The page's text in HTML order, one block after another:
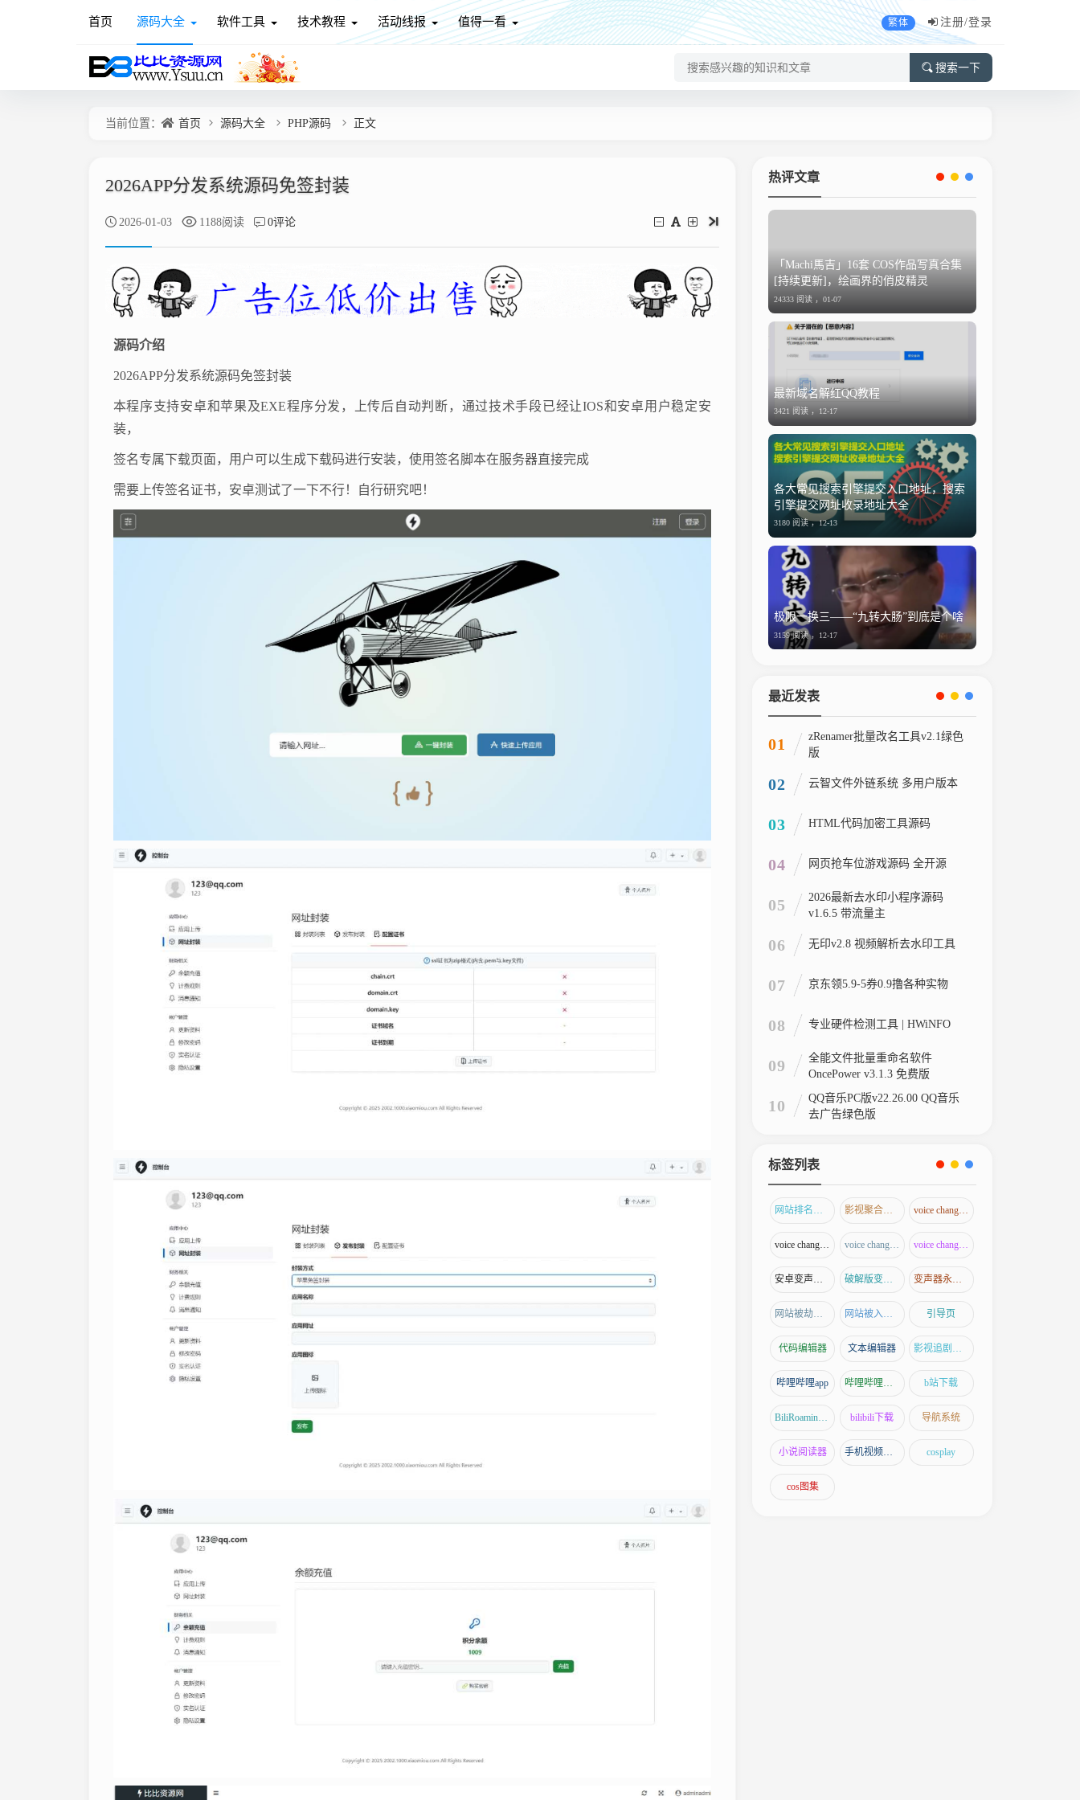
首页 源码大全 软件工具 技术教程 活动线报 值得一看 繁体 注册/登录
搜索一下
当前位置： 首页 源码大全 PHP源码 正文
2026APP分发系统源码免签封装
2026-01-03 1188阅读 0评论
源码介绍
2026APP分发系统源码免签封装
本程序支持安卓和苹果及EXE程序分发，上传后自动判断，通过技术手段已经让IOS和安卓用户稳定安
装，
签名专属下载页面，用户可以生成下载码进行安装，使用签名脚本在服务器直接完成
需要上传签名证书，安卓测试了一下不行！自行研究吧！
热评文章
「Machi馬吉」16套 COS作品写真合集
[持续更新]，绘画界的俏皮精灵
24333 阅读 ，01-07
最新域名解红QQ教程
3421 阅读 ， 12-17
各大常见搜索引擎提交入口地址，搜索
引擎提交网址收录地址大全
3180 阅读 ，12-13
极限一换三——“九转大肠”到底是个啥
3159 阅读 ， 12-17
最近发表
01
zRenamer批量改名工具v2.1绿色
版
02 云智文件外链系统 多用户版本
03 HTML代码加密工具源码
04 网页抢车位游戏源码 全开源
05
2026最新去水印小程序源码
v1.6.5 带流量主
06 无印v2.8 视频解析去水印工具
07 京东领5.9-5券0.9撸各种实物
08 专业硬件检测工具 | HWiNFO
09
全能文件批量重命名软件
OncePower v3.1.3 免费版
10
QQ音乐PC版v22.26.00 QQ音乐
去广告绿色版
标签列表
网站排名优化 影视聚合应用 voice changer解锁版
voice changer专业版 voice changer破解版 voice changer去广告版
安卓变声器破解版 破解版变声器下载 变声器永久破解版
网站被劫持怎么解决 网站被入侵了怎么办 引导页
代码编辑器 文本编辑器 影视追剧神器
哔哩哔哩app 哔哩哔哩下载 b站下载
BiliRoaming插件 bilibili下载 导航系统
小说阅读器 手机视频编辑软件 cosplay
cos图集